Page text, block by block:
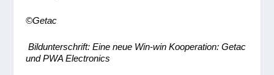
©Getac
Bildunterschrift: Eine neue Win-win Kooperation: Getac
und PWA Electronics